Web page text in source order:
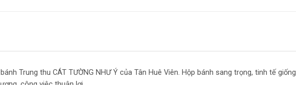
Trung thu CÁT TƯỜNG NHƯ Ý của Tân Huê Viên. Hộp bánh sang trọng, tinh tế giống